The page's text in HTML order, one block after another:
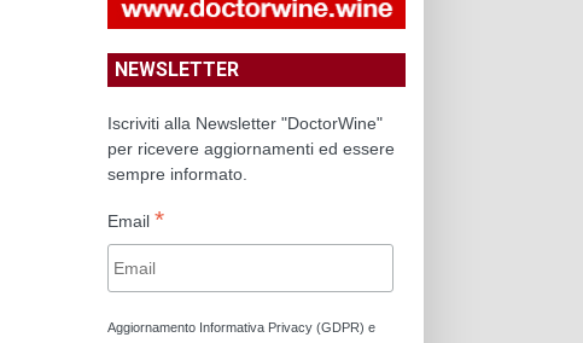
NEWSLETTER
Iscriviti alla Newsletter "DoctorWine"
per ricevere aggiornamenti ed essere
sempre informato.
Email *
Aggiornamento Informativa Privacy (GDPR) e